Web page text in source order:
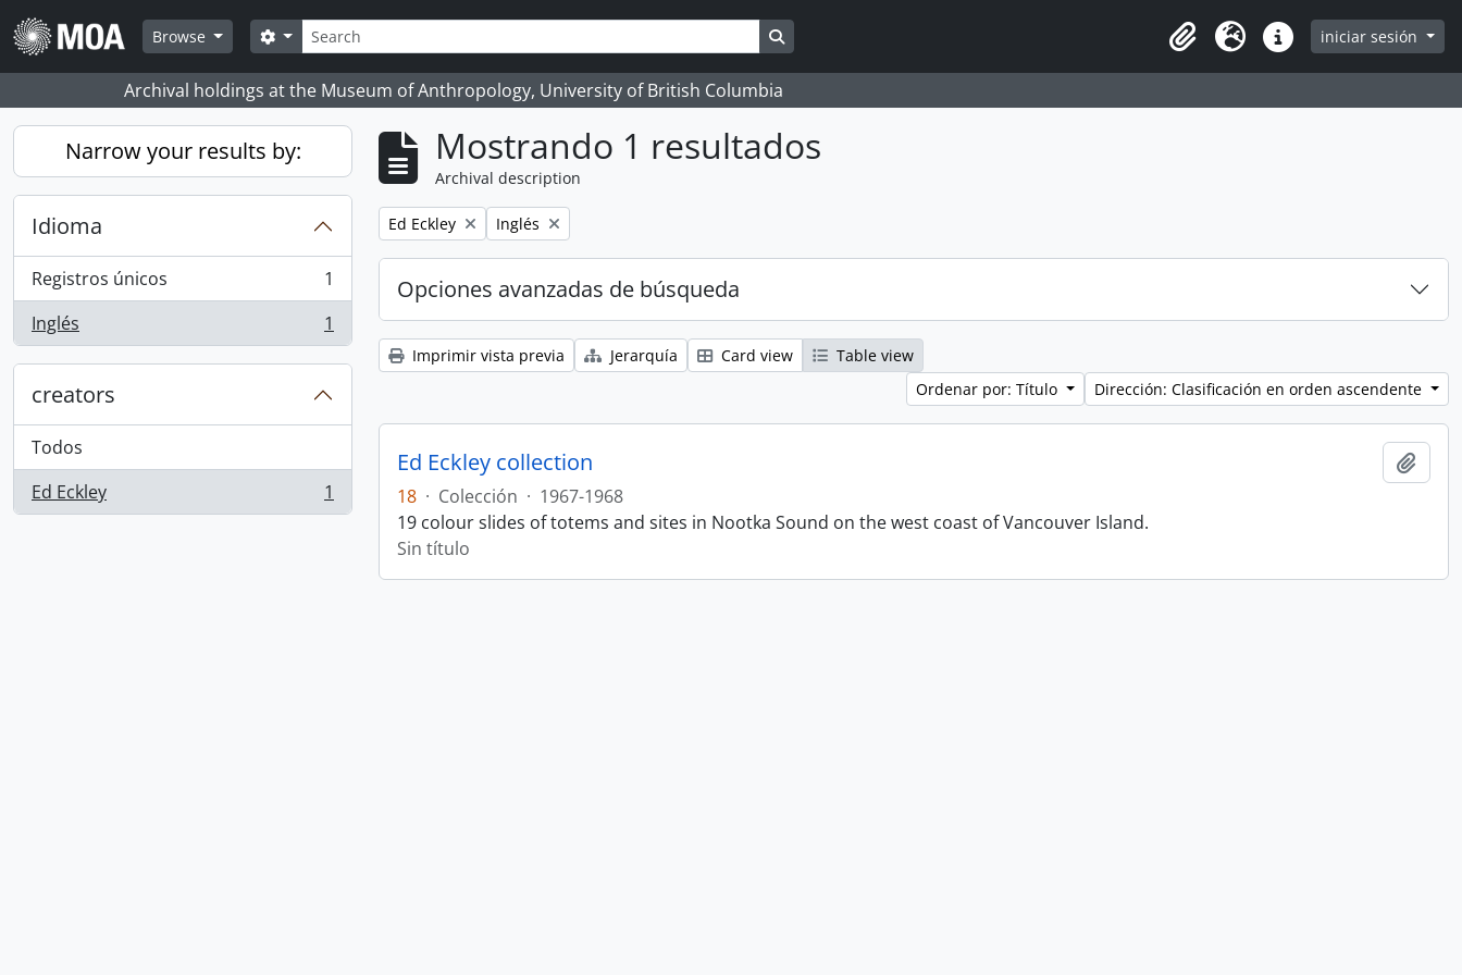
Skip to main content
Browse
Búsqueda
Search options Search in browse page
Clipboard
Idioma Enlaces rápidos
iniciar sesión
Archival holdings at the Museum of Anthropology, University of British Columbia
Narrow your results by:
Idioma
Registros únicos
, 1 resultados
1
Inglés
, 1 resultados 1
creators
Todos
Ed Eckley
, 1 resultados 1
Mostrando 1 resultados
Archival description
Remove filter:
Ed Eckley Remove filter:
Inglés
Opciones avanzadas de búsqueda
Imprimir vista previa Jerarquía Card view
Table view
Ordenar por: Título
Dirección: Clasificación en orden ascendente
Ed Eckley collection
18 · Colección · 1967-1968
19 colour slides of totems and sites in Nootka Sound on the west coast of Vancouver Island.
Sin título